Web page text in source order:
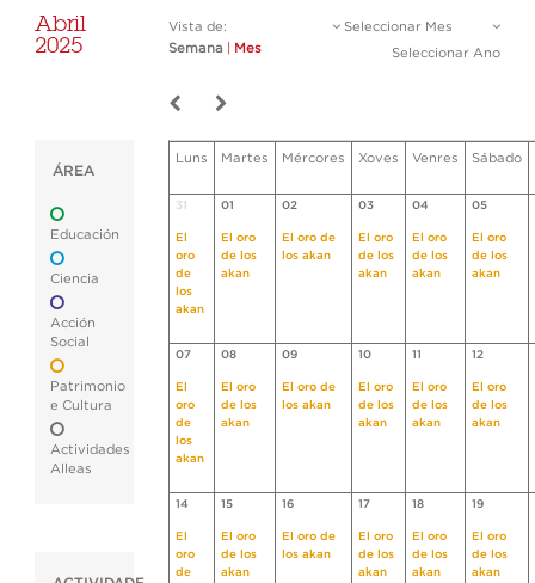
Abril
2025
Vista de:
Semana
Mes
Seleccionar Mes
Seleccionar Ano
ÁREA
Educación
Ciencia
Acción
Social
Patrimonio
e Cultura
Actividades
Alleas
Luns Martes Mércores Xoves Venres Sábado
31
El
oro
de
los
akan
01
El oro
de los
akan
02
El oro de
los akan
03
El oro
de los
akan
04
El oro
de los
akan
05
El oro
de los
akan
07
El
oro
de
los
akan
08
El oro
de los
akan
09
El oro de
los akan
10
El oro
de los
akan
11
El oro
de los
akan
12
El oro
de los
akan
14
El
oro
de
15
El oro
de los
akan
16
El oro de
los akan
17
El oro
de los
akan
18
El oro
de los
akan
19
El oro
de los
akan